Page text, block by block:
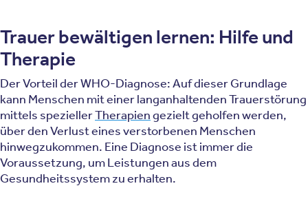
Trauer bewältigen lernen: Hilfe und
Therapie
Der Vorteil der WHO-Diagnose: Auf dieser Grundlage
kann Menschen mit einer langanhaltenden Trauerstörung
mittels speziellerTherapiengezielt geholfen werden,
über den Verlust eines verstorbenen Menschen
hinwegzukommen. Eine Diagnose ist immer die
Voraussetzung, um Leistungen aus dem
Gesundheitssystem zu erhalten.